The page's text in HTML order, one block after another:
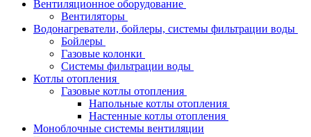
Вентиляционное оборудование
Вентиляторы
Водонагреватели, бойлеры, системы фильтрации воды
Бойлеры
Газовые колонки
Системы фильтрации воды
Котлы отопления
Газовые котлы отопления
Напольные котлы отопления
Настенные котлы отопления
Моноблочные системы вентиляции